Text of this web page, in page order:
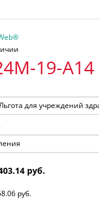
19-A14
руб.
руб.